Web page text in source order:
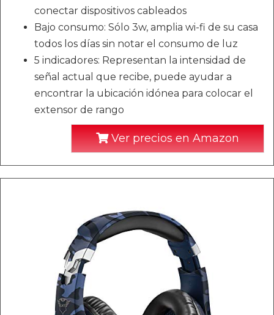
conectar dispositivos cableados
Bajo consumo: Sólo 3w, amplia wi-fi de su casa
todos los días sin notar el consumo de luz
5 indicadores: Representan la intensidad de
señal actual que recibe, puede ayudar a
encontrar la ubicación idónea para colocar el
extensor de rango
Ver precios en Amazon